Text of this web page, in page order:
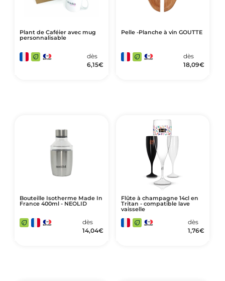
Plant de Caféier avec mug
personnalisable
dès
6,15€
Pelle -Planche à vin GOUTTE
dès
18,09€
Bouteille Isotherme Made In
France 400ml - NEOLID
dès
14,04€
Flûte à champagne 14cl en
Tritan - compatible lave
vaisselle
dès
1,76€